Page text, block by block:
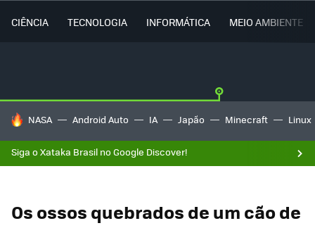
CIÊNCIA TECNOLOGIA INFORMÁTICA MEIO AMBIENTE
TENDÊNCIAS DO DIA
NASA Android Auto IA Japão Minecraft Linux
Siga o Xataka Brasil no Google Discover!
Os ossos quebrados de um cão de